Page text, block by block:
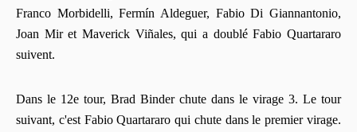
Franco Morbidelli, Fermín Aldeguer, Fabio Di Giannantonio,
Joan Mir et Maverick Viñales, qui a doublé Fabio Quartararo
suivent.
Dans le 12e tour, Brad Binder chute dans le virage 3. Le tour
suivant, c'est Fabio Quartararo qui chute dans le premier virage.